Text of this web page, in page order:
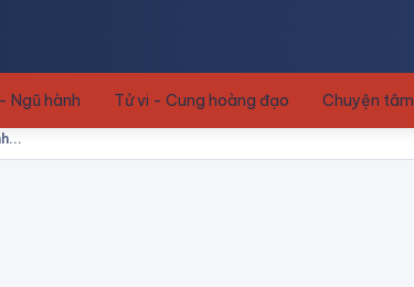
Ngũ hành Tử vi - Cung hoàng đạo Chuyện